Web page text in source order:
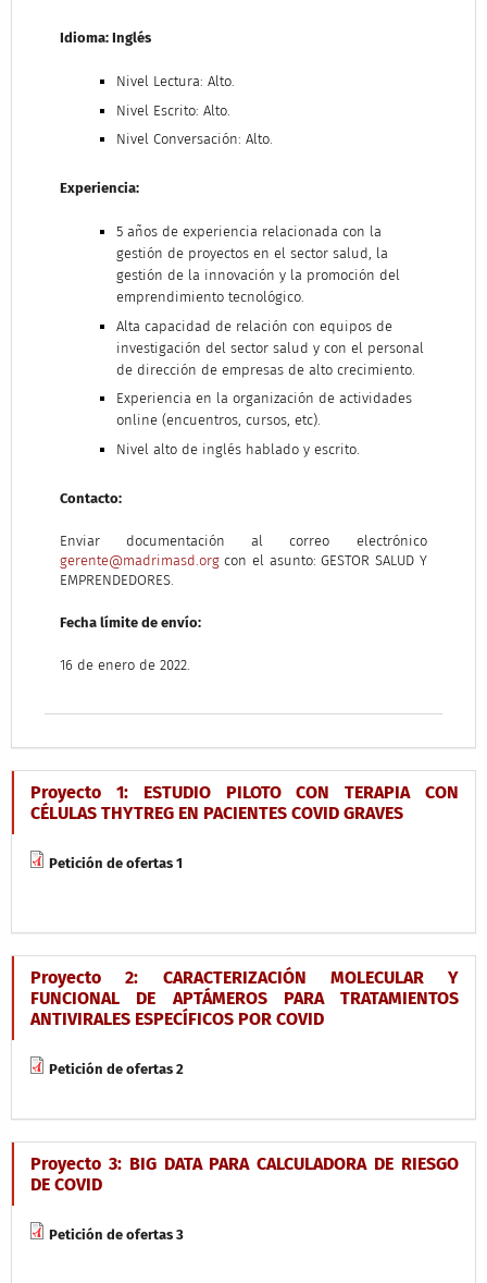
Idioma: Inglés
Nivel Lectura: Alto.
Nivel Escrito: Alto.
Nivel Conversación: Alto.
Experiencia:
5 años de experiencia relacionada con la
gestión de proyectos en el sector salud, la
gestión de la innovación y la promoción del
emprendimiento tecnológico.
Alta capacidad de relación con equipos de
investigación del sector salud y con el personal
de dirección de empresas de alto crecimiento.
Experiencia en la organización de actividades
online (encuentros, cursos, etc).
Nivel alto de inglés hablado y escrito.
Contacto:
Enviar documentación al correo electrónico
gerente@madrimasd.orgcon el asunto: GESTOR SALUD Y
EMPRENDEDORES.
Fecha límite de envío:
16 de enero de 2022.
Proyecto 1: ESTUDIO PILOTO CON TERAPIA CON
CÉLULAS THYTREG EN PACIENTES COVID GRAVES
Petición de ofertas 1
Proyecto 2: CARACTERIZACIÓN MOLECULAR Y
FUNCIONAL DE APTÁMEROS PARA TRATAMIENTOS
ANTIVIRALES ESPECÍFICOS POR COVID
Petición de ofertas 2
Proyecto 3: BIG DATA PARA CALCULADORA DE RIESGO
DE COVID
Petición de ofertas 3